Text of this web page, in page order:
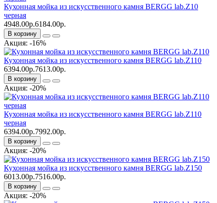
Кухонная мойка из искусственного камня BERGG lab.Z10
черная
4948.00р.6184.00р.
В корзину
Акция: -16%
Кухонная мойка из искусственного камня BERGG lab.Z110
6394.00р.7613.00р.
В корзину
Акция: -20%
Кухонная мойка из искусственного камня BERGG lab.Z110
черная
6394.00р.7992.00р.
В корзину
Акция: -20%
Кухонная мойка из искусственного камня BERGG lab.Z150
6013.00р.7516.00р.
В корзину
Акция: -20%